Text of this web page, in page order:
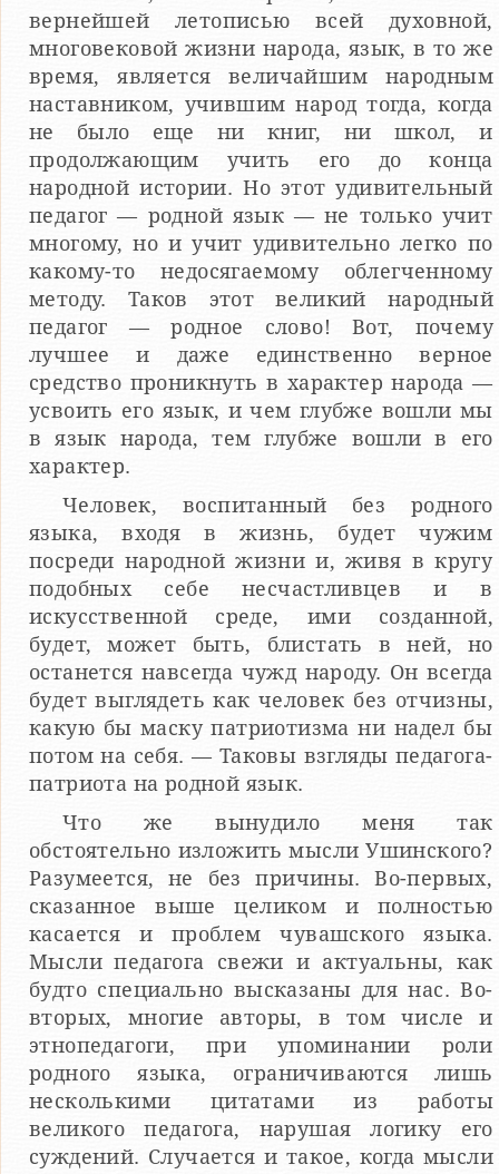
вернейшей летописью всей духовной,
многовековой жизни народа, язык, в то же
время, является величайшим народным
наставником, учившим народ тогда, когда
не было еще ни книг, ни школ, и
продолжающим учить его до конца
народной истории. Но этот удивительный
педагог — родной язык — не только учит
многому, но и учит удивительно легко по
какому-то недосягаемому облегченному
методу. Таков этот великий народный
педагог — родное слово! Вот, почему
лучшее и даже единственно верное
средство проникнуть в характер народа —
усвоить его язык, и чем глубже вошли мы
в язык народа, тем глубже вошли в его
характер.
Человек, воспитанный без родного
языка, входя в жизнь, будет чужим
посреди народной жизни и, живя в кругу
подобных себе несчастливцев и в
искусственной среде, ими соз­данной,
будет, может быть, блистать в ней, но
останется на­всегда чужд народу. Он всегда
будет выглядеть как человек без отчизны,
какую бы маску патриотизма ни надел бы
потом на себя. — Таковы взгляды педагога-
патриота на родной язык.
Что же вынудило меня так
обстоятельно изложить мысли Ушинского?
Разумеется, не без причины. Во-первых,
сказанное выше целиком и полностью
касается и проблем чуваш­ского языка.
Мысли педагога свежи и актуальны, как
будто специально высказаны для нас. Во-
вторых, многие авторы, в том числе и
этнопедагоги, при упоминании роли
родного языка, ограничиваются лишь
несколькими цитатами из работы
великого педагога, нарушая логику его
суждений. Случается и такое, когда мысли